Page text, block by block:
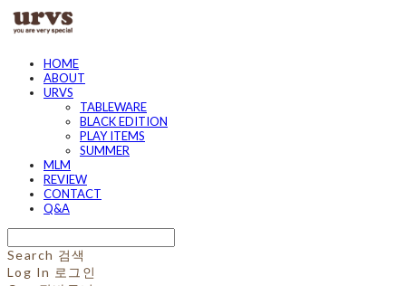
HOME
ABOUT
URVS
TABLEWARE
BLACK EDITION
PLAY ITEMS
SUMMER
MLM
REVIEW
CONTACT
Q&A
Search 검색
Log In 로그인